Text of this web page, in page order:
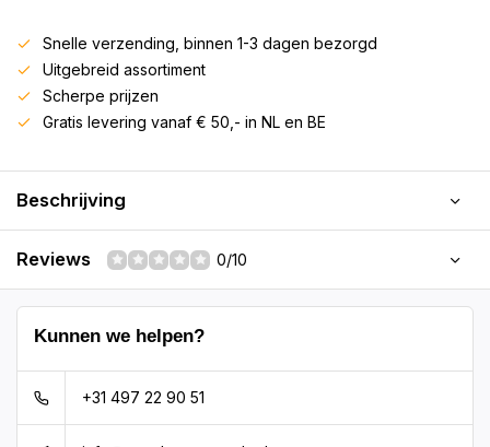
Snelle verzending, binnen 1-3 dagen bezorgd
Uitgebreid assortiment
Scherpe prijzen
Gratis levering vanaf € 50,- in NL en BE
Beschrijving
Reviews 0/10
Kunnen we helpen?
+31 497 22 90 51